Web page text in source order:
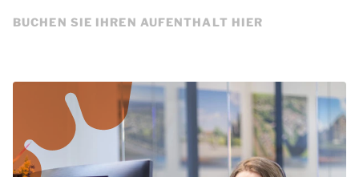
BUCHEN SIE IHREN AUFENTHALT HIER